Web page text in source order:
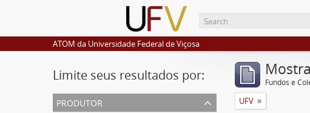
ATOM da Universidade Federal de Viçosa
Limite seus resultados por:
produtor
Fundos e
UFV